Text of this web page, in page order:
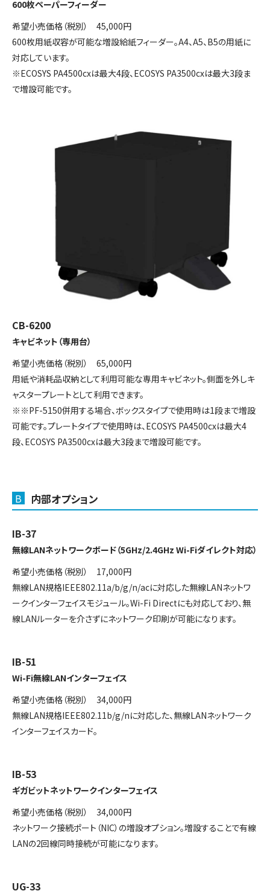
600枚ペーパーフィーダー
希望小売価格（税別） 45,000円
600枚用紙収容が可能な増設給紙フィーダー。A4、A5、B5の用紙に
対応しています。
※ECOSYS PA4500cxは最大4段、ECOSYS PA3500cxは最大3段ま
で増設可能です。
CB-6200
キャビネット（専用台）
希望小売価格（税別） 65,000円
用紙や消耗品収納として利用可能な専用キャビネット。側面を外しキ
ャスタープレートとして利用できます。
※※PF-5150併用する場合、ボックスタイプで使用時は1段まで増設
可能です。プレートタイプで使用時は、ECOSYS PA4500cxは最大4
段、ECOSYS PA3500cxは最大3段まで増設可能です。
B 内部オプション
IB-37
無線LANネットワークボード（5GHz/2.4GHz Wi-Fiダイレクト対応）
希望小売価格（税別） 17,000円
無線LAN規格IEEE802.11a/b/g/n/acに対応した無線LANネットワ
ークインターフェイスモジュール。Wi-Fi Directにも対応しており、無
線LANルーターを介さずにネットワーク印刷が可能になります。
IB-51
Wi-Fi無線LANインターフェイス
希望小売価格（税別） 34,000円
無線LAN規格IEEE802.11b/g/nに対応した、無線LANネットワーク
インターフェイスカード。
IB-53
ギガビットネットワークインターフェイス
希望小売価格（税別） 34,000円
ネットワーク接続ポート（NIC）の増設オプション。増設することで有線
LANの2回線同時接続が可能になります。
UG-33